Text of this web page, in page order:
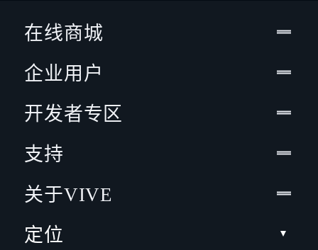
在线商城
企业用户
开发者专区
支持
关于VIVE
定位